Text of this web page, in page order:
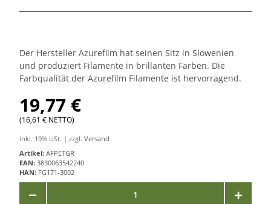
Der Hersteller Azurefilm hat seinen Sitz in Slowenien
und produziert Filamente in brillanten Farben. Die
Farbqualität der Azurefilm Filamente ist hervorragend.
19,77 €
(16,61 € NETTO)
inkl. 19% USt. | zzgl. Versand
Artikel: AFPETGR
EAN: 3830063542240
HAN: FG171-3002